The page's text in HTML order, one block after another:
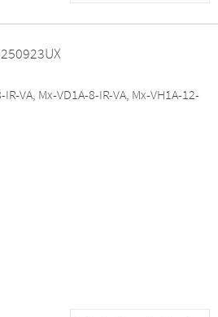
IR-VA, Mx-VD1A-8-IR-VA, Mx-VH1A-12-